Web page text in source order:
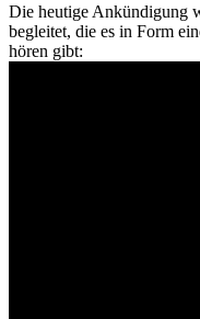
Die heutige Ankündigung
begleitet, die es in Form
hören gibt: